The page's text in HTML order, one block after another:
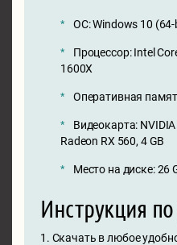
ОС: Windows 10
Процессор: Intel
1600X
Оперативная
Видеокарта:
Radeon RX 560, 4 GB
Место на диске: 26
Инструкция
1. Скачать в любое